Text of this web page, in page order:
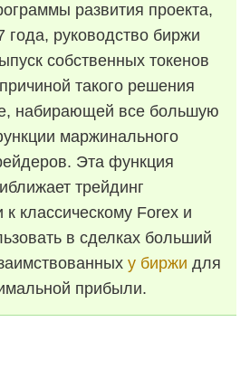
развития проекта,
года, руководство биржи
собственных токенов
такого решения
набирающей все большую
маржинального
Эта функция
трейдинг
классическому Forex и
в сделках больший
у биржи для
прибыли.